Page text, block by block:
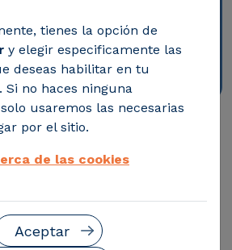
en una
del Clúster de
tienes la opción de
y elegir especificamente las
deseas habilitar en tu
Si no haces ninguna
usaremos las necesarias
por el sitio.
de las cookies
Aceptar